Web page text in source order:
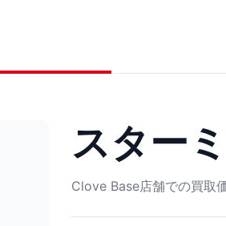
スター
Clove Base店舗での買取